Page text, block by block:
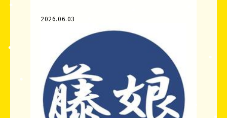
2026.06.03